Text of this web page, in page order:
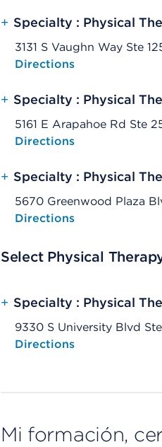
+ Specialty : Physical
3131 S Vaughn Way Ste
Opens native map
Directions
+ Specialty : Physical
5161 E Arapahoe Rd Ste
Opens native map
Directions
+ Specialty : Physical
5670 Greenwood Plaza
Opens native map
Directions
Select Physical
+ Specialty : Physical
9330 S University Blvd
Opens native map
Directions
Mi formación,